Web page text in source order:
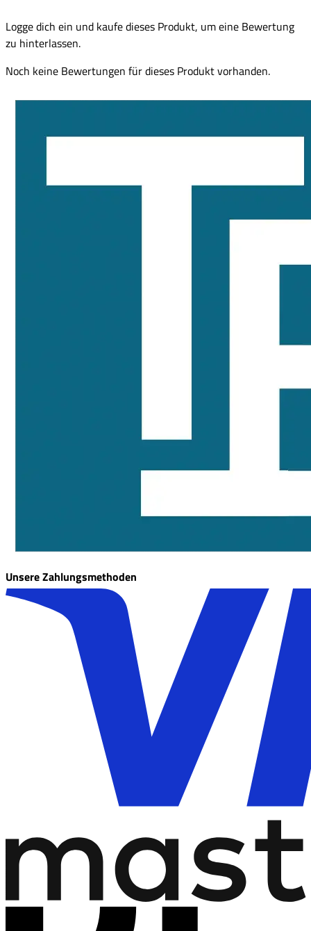
Logge dich ein und kaufe dieses Produkt, um eine Bewertung
zu hinterlassen.
Noch keine Bewertungen für dieses Produkt vorhanden.
Unsere Zahlungsmethoden